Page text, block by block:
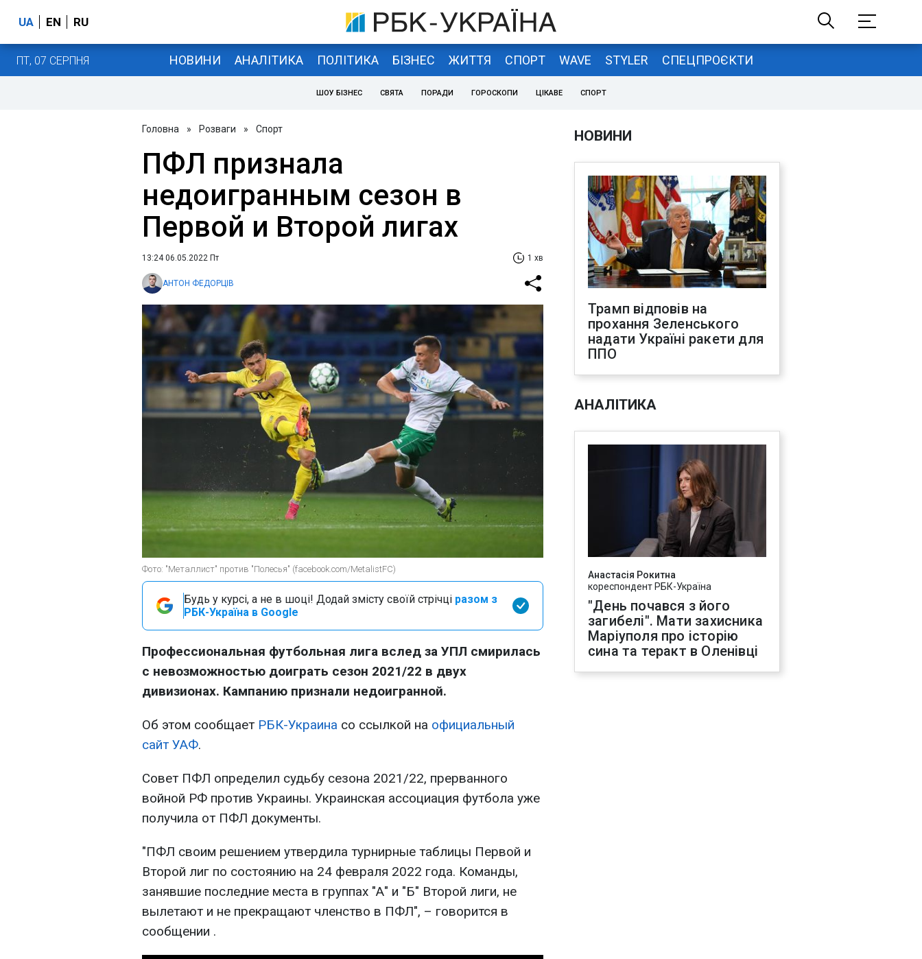
UA EN RU
ПТ, 07 СЕРПНЯ НОВИНИ АНАЛІТИКА ПОЛІТИКА БІЗНЕС ЖИТТЯ СПОРТ WAVE STYLER СПЕЦПРОЄКТИ
ШОУ БІЗНЕС СВЯТА ПОРАДИ ГОРОСКОПИ ЦІКАВЕ СПОРТ
Головна » Розваги » Спорт
ПФЛ признала
недоигранным сезон в
Первой и Второй лигах
13:24 06.05.2022 Пт 1 хв
АНТОН ФЕДОРЦІВ
Фото: "Металлист" против "Полесья" (facebook.com/MetalistFC)
Будь у курсі, а не в шоці! Додай змісту своїй стрічці разом з
РБК-Україна в Google
Профессиональная футбольная лига вслед за УПЛ смирилась
с невозможностью доиграть сезон 2021/22 в двух
дивизионах. Кампанию признали недоигранной.
Об этом сообщает РБК-Украина со ссылкой на официальный
сайт УАФ.
Совет ПФЛ определил судьбу сезона 2021/22, прерванного
войной РФ против Украины. Украинская ассоциация футбола уже
получила от ПФЛ документы.
"ПФЛ своим решением утвердила турнирные таблицы Первой и
Второй лиг по состоянию на 24 февраля 2022 года. Команды,
занявшие последние места в группах "А" и "Б" Второй лиги, не
вылетают и не прекращают членство в ПФЛ", – говорится в
сообщении .
НОВИНИ
Трамп відповів на
прохання Зеленського
надати Україні ракети для
ППО
АНАЛІТИКА
Анастасія Рокитна
кореспондент РБК-Україна
"День почався з його
загибелі". Мати захисника
Маріуполя про історію
сина та теракт в Оленівці